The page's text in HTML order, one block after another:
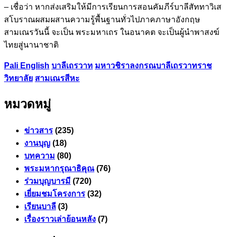
– เชื่อว่า หากส่งเสริมให้มีการเรียนการสอนคัมภีร์บาลีสัททาวิเส
สโบราณผสมผสานความรู้พื้นฐานทั่วไปภาคภาษาอังกฤษ
สามเณรวันนี้ จะเป็น พระมหาเถร ในอนาคต จะเป็นผู้นำพาสงฆ์
ไทยสู่นานาชาติ
Pali English บาลีเถรวาท มหาวชิราลงกรณ​บาลี​เถรวาท​ราช​
วิทยาลัย​ สามเณรสีหะ
หมวดหมู่
ข่าวสาร (235)
งานบุญ (18)
บทความ (80)
พระมหากรุณาธิคุณ (76)
ร่วมบุญบารมี (720)
เยี่ยมชมโครงการ (32)
เรียนบาลี (3)
เรื่องราวเล่าย้อนหลัง (7)